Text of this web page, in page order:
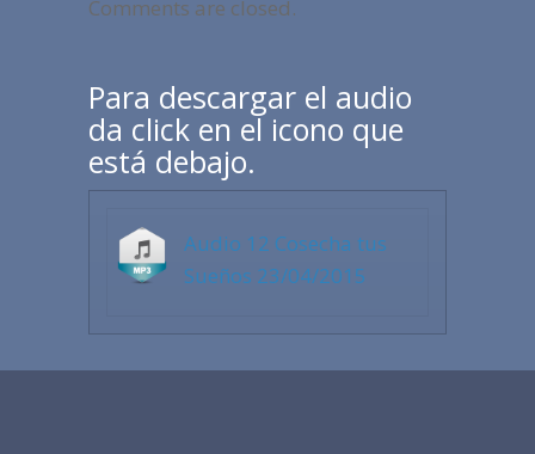
Comments are closed.
Para descargar el audio
da click en el icono que
está debajo.
Audio 12 Cosecha tus
Sueños 23/04/2015